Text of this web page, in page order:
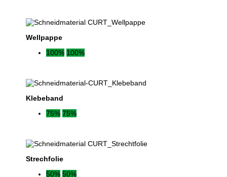
Wellpappe
100% 100%
Klebeband
75% 75%
Strechfolie
50% 50%